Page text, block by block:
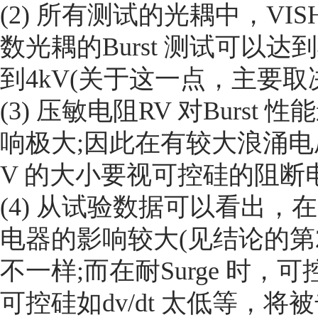
(2) 所有测试的光耦中，
数光耦的Burst 测试可以达
到4kV(关于这一点，主要
(3) 压敏电阻RV 对Burst 性
响极大;因此在有较大浪涌
V 的大小要视可控硅的阻断
(4) 从试验数据可以看出，
电器的影响较大(见结论的
不一样;而在耐Surge 时，
可控硅如dv/dt 太低等，将